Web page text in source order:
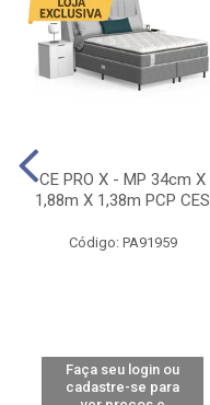
CE PRO X - MP 34cm X
1,88m X 1,38m PCP CES
Código: PA91959
Faça seu login ou
cadastre-se para